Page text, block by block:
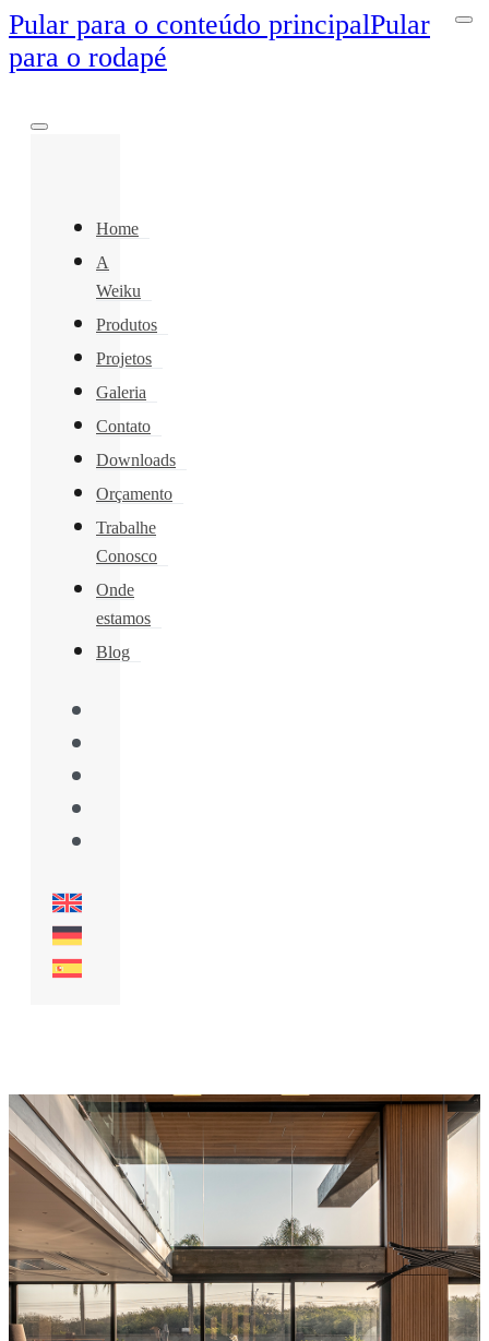
Pular para o conteúdo principalPular
para o rodapé
Home
A
Weiku
Produtos
Projetos
Galeria
Contato
Downloads
Orçamento
Trabalhe
Conosco
Onde
estamos
Blog